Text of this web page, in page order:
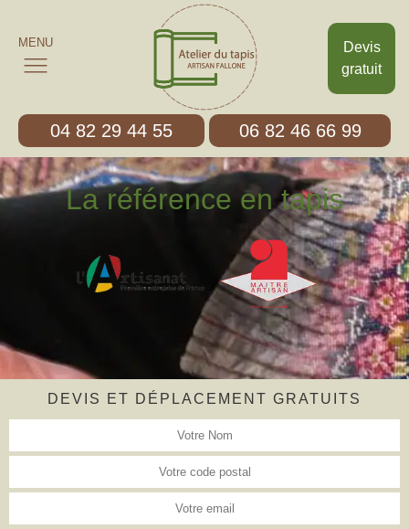
Devis
gratuit
MENU
04 82 29 44 55 06 82 46 66 99
La référence en tapis
DEVIS ET DÉPLACEMENT GRATUITS